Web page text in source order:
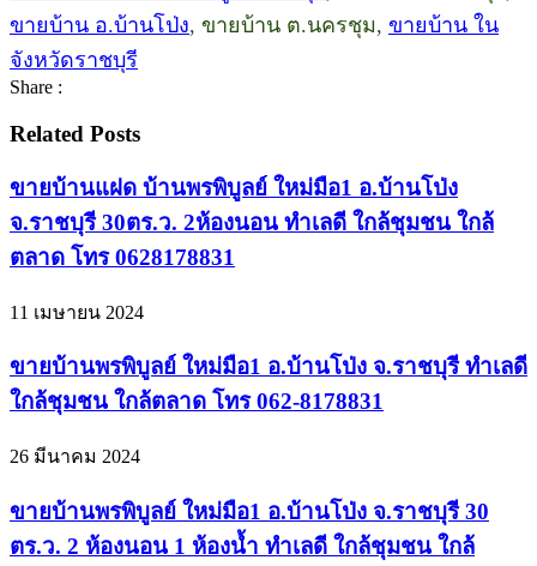
ขายบ้าน อ.บ้านโป่ง, ขายบ้าน ต.นครชุม, ขายบ้าน ใน
จังหวัดราชบุรี
Share :
Related Posts
ขายบ้านแฝด บ้านพรพิบูลย์ ใหม่มือ1 อ.บ้านโป่ง
จ.ราชบุรี 30ตร.ว. 2ห้องนอน ทำเลดี ใกล้ชุมชน ใกล้
ตลาด โทร 0628178831
11 เมษายน 2024
ขายบ้านพรพิบูลย์ ใหม่มือ1 อ.บ้านโป่ง จ.ราชบุรี ทำเลดี
ใกล้ชุมชน ใกล้ตลาด โทร 062-8178831
26 มีนาคม 2024
ขายบ้านพรพิบูลย์ ใหม่มือ1 อ.บ้านโป่ง จ.ราชบุรี 30
ตร.ว. 2 ห้องนอน 1 ห้องน้ำ ทำเลดี ใกล้ชุมชน ใกล้